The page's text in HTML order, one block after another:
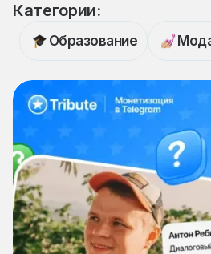
Категории:
Образование